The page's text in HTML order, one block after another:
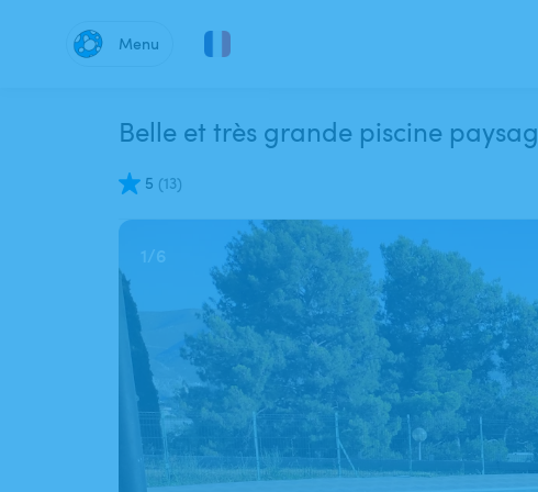
Menu
Belle et très grande piscine
5 (13)
1/6